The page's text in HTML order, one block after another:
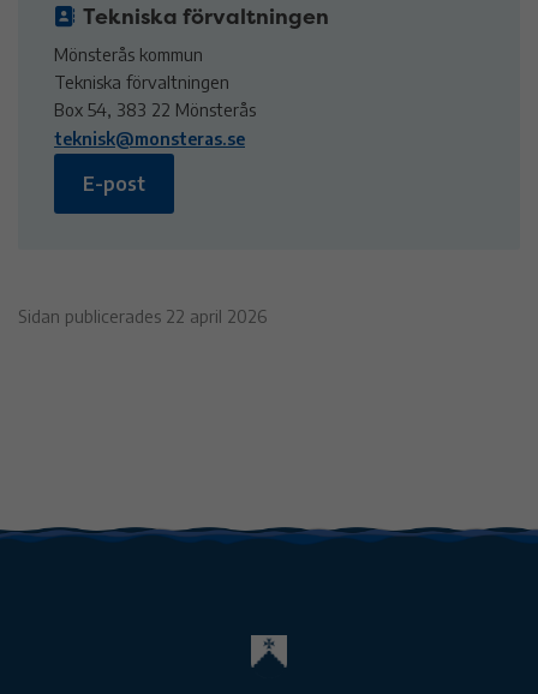
Tekniska förvaltningen
Mönsterås kommun
Tekniska förvaltningen
Box 54, 383 22 Mönsterås
teknisk@monsteras.se
E-post
Sidan publicerades 22 april 2026